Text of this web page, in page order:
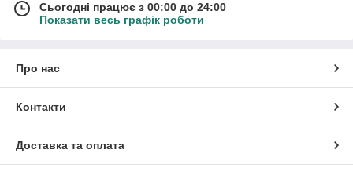
Сьогодні працює з 00:00 до 24:00
Показати весь графік роботи
Про нас
Контакти
Доставка та оплата